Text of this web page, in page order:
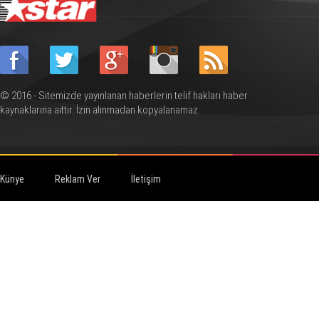
© 2016 - Sitemizde yayınlanan haberlerin telif hakları haber
kaynaklarına aittir. İzin alınmadan kopyalanamaz.
Künye Reklam Ver İletişim